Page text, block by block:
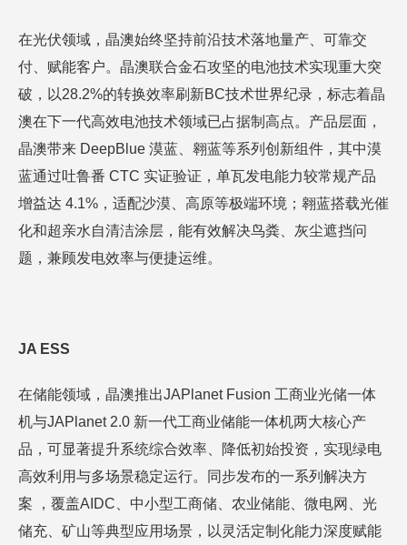
在光伏领域，晶澳始终坚持前沿技术落地量产、可靠交
付、赋能客户。晶澳联合金石攻坚的电池技术实现重大突
破，以28.2%的转换效率刷新BC技术世界纪录，标志着晶
澳在下一代高效电池技术领域已占据制高点。产品层面，
晶澳带来 DeepBlue 漠蓝、翱蓝等系列创新组件，其中漠
蓝通过吐鲁番 CTC 实证验证，单瓦发电能力较常规产品
增益达 4.1%，适配沙漠、高原等极端环境；翱蓝搭载光催
化和超亲水自清洁涂层，能有效解决鸟粪、灰尘遮挡问
题，兼顾发电效率与便捷运维。
JA ESS
在储能领域，晶澳推出JAPlanet Fusion 工商业光储一体
机与JAPlanet 2.0 新一代工商业储能一体机两大核心产
品，可显著提升系统综合效率、降低初始投资，实现绿电
高效利用与多场景稳定运行。同步发布的一系列解决方
案 ，覆盖AIDC、中小型工商储、农业储能、微电网、光
储充、矿山等典型应用场景，以灵活定制化能力深度赋能